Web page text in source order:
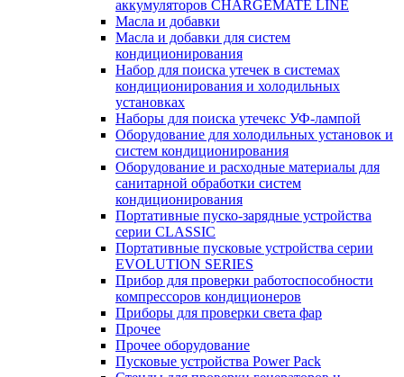
аккумуляторов CHARGEMATE LINE
Масла и добавки
Масла и добавки для систем
кондиционирования
Набор для поиска утечек в системах
кондиционирования и холодильных
установках
Наборы для поиска утечекс УФ-лампой
Оборудование для холодильных установок и
систем кондиционирования
Оборудование и расходные материалы для
санитарной обработки систем
кондиционирования
Портативные пуско-зарядные устройства
серии CLASSIC
Портативные пусковые устройства серии
EVOLUTION SERIES
Прибор для проверки работоспособности
компрессоров кондиционеров
Приборы для проверки света фар
Прочее
Прочее оборудование
Пусковые устройства Power Pack